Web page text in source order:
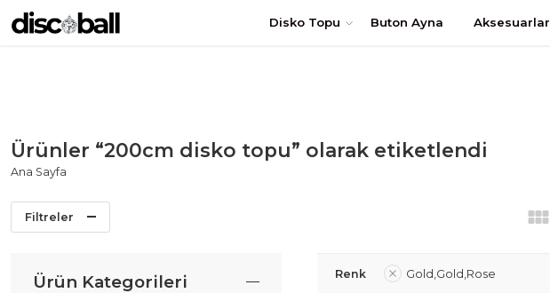
TÜRKİYE'nin en uygun DİSKO TOPU fiyatları! Hemen Sipariş Oluştur
Disko Topu Buton Ayna Aksesuarlar
Ürünler “200cm disko topu” olarak etiketlendi
Ana Sayfa
Filtreler
Renk Gold,Gold,Rose
Ürün Kategorileri